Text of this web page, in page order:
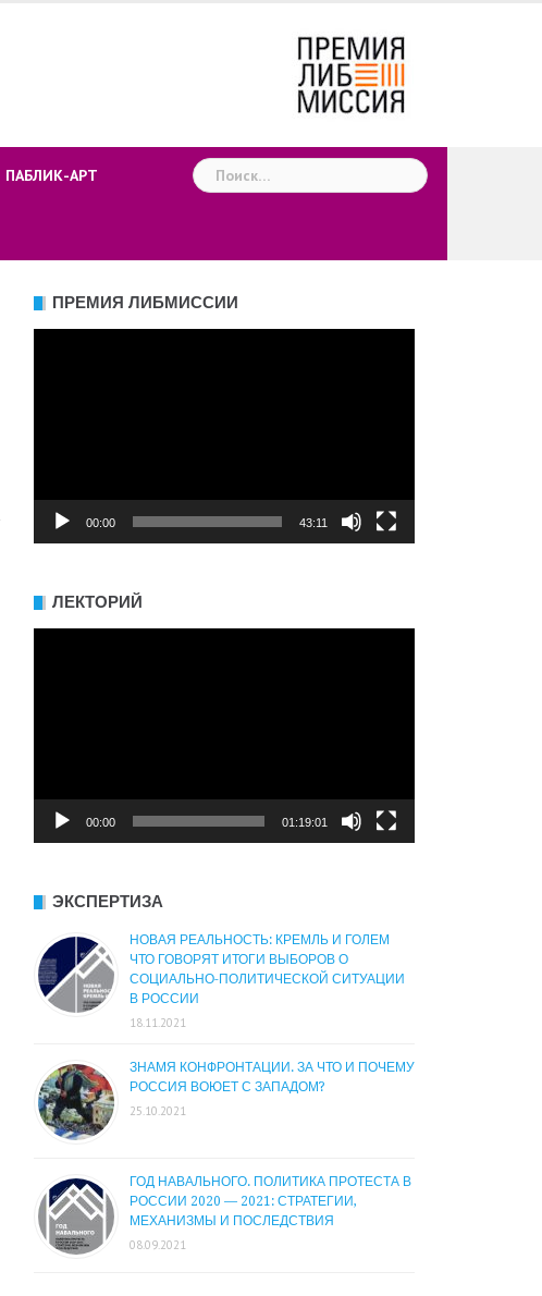
ПАБЛИК-АРТ Найти:
ПРЕМИЯ ЛИБМИССИИ
00:00 43:11
ЛЕКТОРИЙ
00:00 01:19:01
ЭКСПЕРТИЗА
НОВАЯ РЕАЛЬНОСТЬ: КРЕМЛЬ И ГОЛЕМ
ЧТО ГОВОРЯТ ИТОГИ ВЫБОРОВ О
СОЦИАЛЬНО-ПОЛИТИЧЕСКОЙ СИТУАЦИИ
В РОССИИ
18.11.2021
ЗНАМЯ КОНФРОНТАЦИИ. ЗА ЧТО И ПОЧЕМУ
РОССИЯ ВОЮЕТ С ЗАПАДОМ?
25.10.2021
ГОД НАВАЛЬНОГО. ПОЛИТИКА ПРОТЕСТА В
РОССИИ 2020 — 2021: СТРАТЕГИИ,
МЕХАНИЗМЫ И ПОСЛЕДСТВИЯ
08.09.2021